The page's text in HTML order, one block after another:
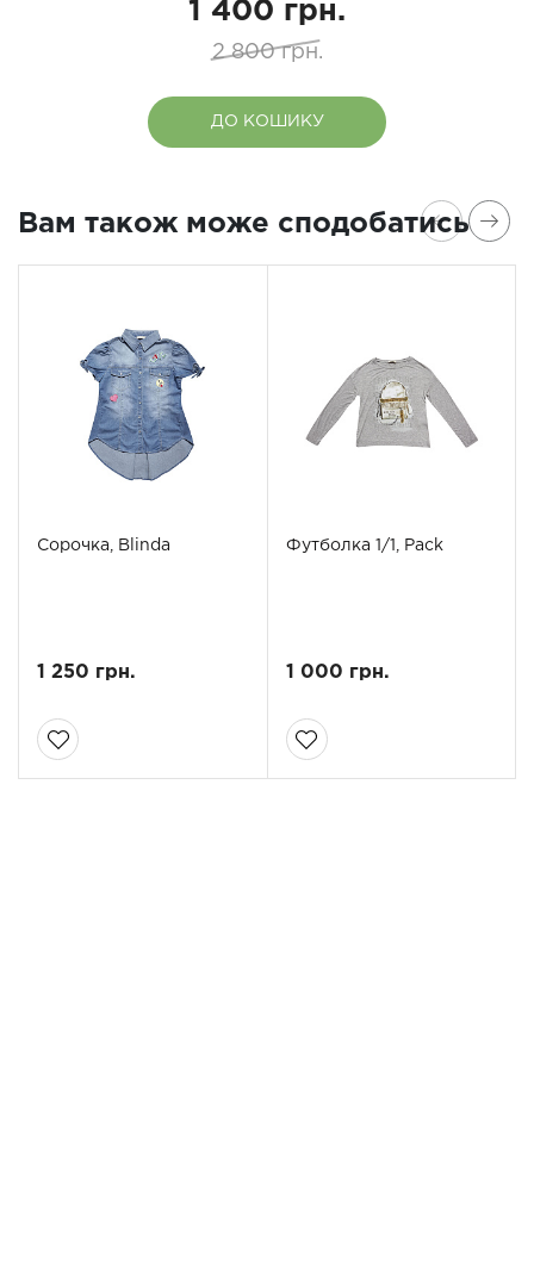
1 400 грн.
2 800 грн.
ДО КОШИКУ
Вам також може сподобатись
Сорочка, Blinda
1 250 грн.
Футболка 1/1, Pack
1 000 грн.